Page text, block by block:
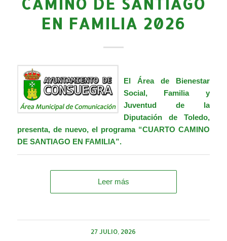
EN FAMILIA 2026
El Área de Bienestar
Social, Familia y
Juventud de la
Diputación de Toledo,
presenta, de nuevo, el programa “CUARTO CAMINO
DE SANTIAGO EN FAMILIA”.
Leer más
27 JULIO, 2026